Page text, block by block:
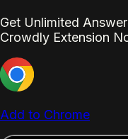
Get Unlimited
Crowdly Extension
Add to Chrome